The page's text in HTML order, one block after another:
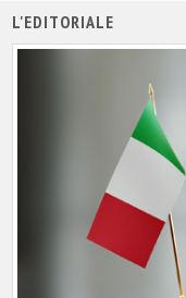
L'EDITORIALE